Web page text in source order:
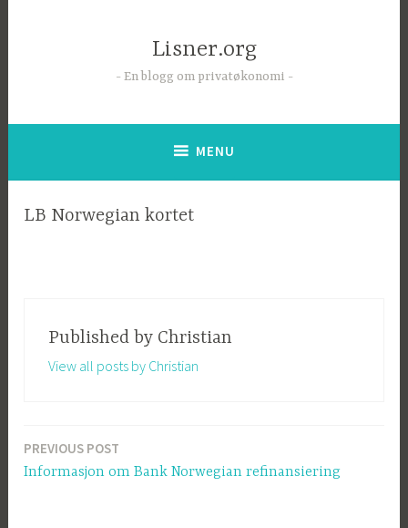
Lisner.org
En blogg om privatøkonomi
MENU
LB Norwegian kortet
Published by Christian
View all posts by Christian
Post
navigation
PREVIOUS POST
Informasjon om Bank Norwegian refinansiering